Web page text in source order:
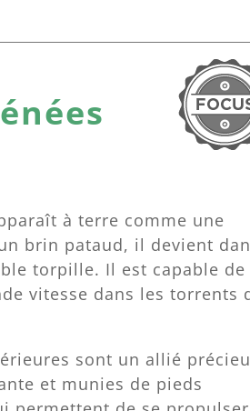
à terre comme une
brin pataud, il devient
torpille. Il est capable de
vitesse dans les torrents
sont un allié
et munies de pieds